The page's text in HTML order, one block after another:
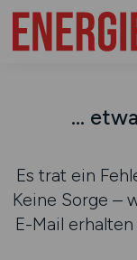
...
Es trat ein
Keine Sorge –
E-Mail